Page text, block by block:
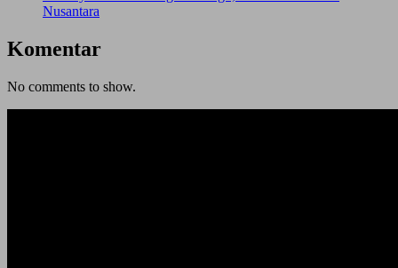
Nusantara
Komentar
No comments to show.